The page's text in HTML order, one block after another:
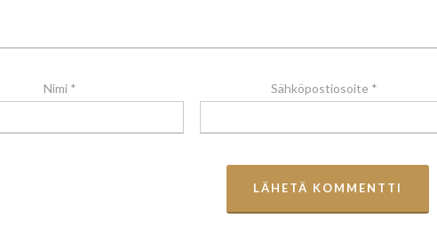
Nimi * Sähköpostiosoite *